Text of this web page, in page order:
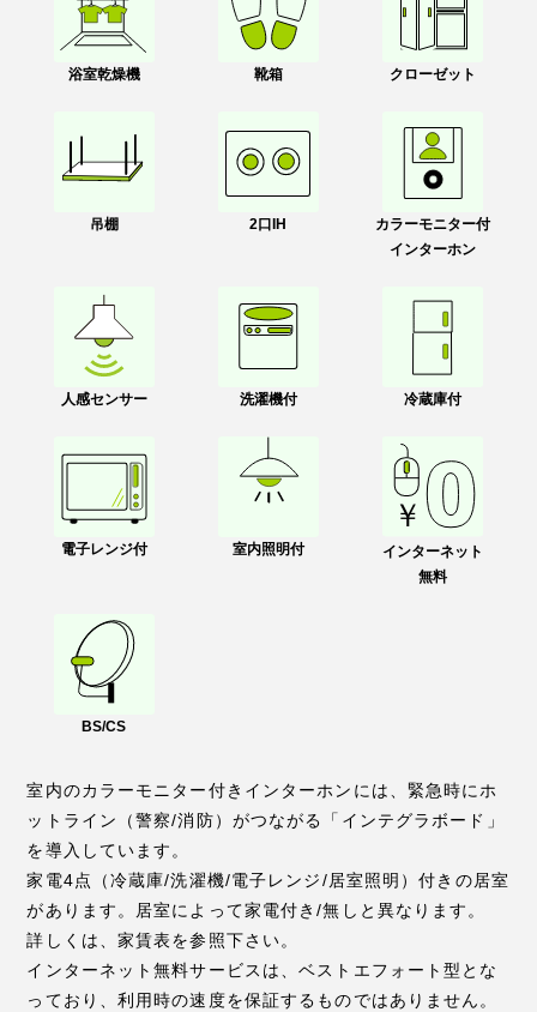
浴室乾燥機 靴箱 クローゼット
吊棚 2口IH
カラーモニター付
インターホン
人感センサー 洗濯機付 冷蔵庫付
電子レンジ付 室内照明付
インターネット
無料
BS/CS
室内のカラーモニター付きインターホンには、緊急時にホ
ットライン（警察/消防）がつながる「インテグラボード」
を導入しています。
家電4点（冷蔵庫/洗濯機/電子レンジ/居室照明）付きの居室
があります。居室によって家電付き/無しと異なります。
詳しくは、家賃表を参照下さい。
インターネット無料サービスは、ベストエフォート型とな
っており、利用時の速度を保証するものではありません。